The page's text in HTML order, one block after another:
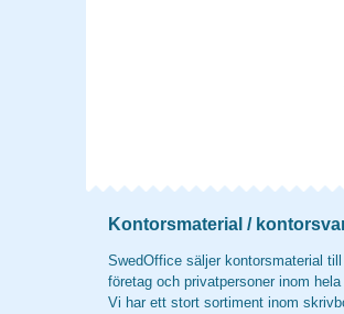
Kontorsmaterial /
SwedOffice säljer kontorsmaterial
företag och privatpersoner inom
Vi har ett stort sortiment inom